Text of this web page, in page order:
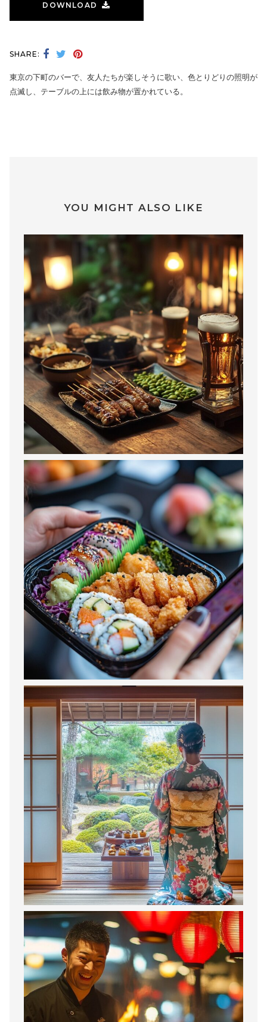
DOWNLOAD
SHARE:
東京の下町のバーで、友人たちが楽しそうに歌い、色とりどりの照明が
点滅し、テーブルの上には飲み物が置かれている。
YOU MIGHT ALSO LIKE